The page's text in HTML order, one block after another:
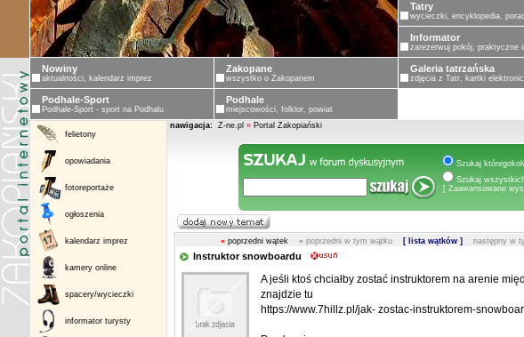
Tatry
wycieczki, encyklopedia,
Informator
zarezerwuj pokój, praktyczne
Nowiny
aktualności, kalendarz imprez
Zakopane
wszystko o Zakopanem
Galeria tatrzańska
zdjęcia z Tatr, kartki
Podhale-Sport
Podhale-Sport - sport na Podhalu
Podhale
miejscowości, folklor, powiat
felietony
opowiadania
fotoreportaże
ogłoszenia
kalendarz imprez
kamery online
spacery/wycieczki
informator turysty
nawigacja: Z-ne.pl » Portal Zakopiański
Szukaj
Szukaj
[ Zaawansowane
«poprzedni wątek «poprzedni w tym wątku [ lista wątków ] następny w
Instruktor snowboardu
A jeśli ktoś chciałby zostać instruktorem na arenie
znajdzie tu
https://www.7hillz.pl/jak- zostac-instruktorem-